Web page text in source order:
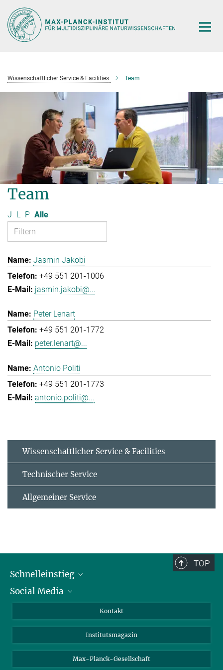
Hauptinhalt
Wissenschaftlicher Service & Facilities Team
Team
J L P Alle
Jasmin Jakobi
+49 551 201-1006
jasmin.jakobi@...
Peter Lenart
+49 551 201-1772
peter.lenart@...
Antonio Politi
+49 551 201-1773
antonio.politi@...
Wissenschaftlicher Service & Facilities
Technischer Service
Allgemeiner Service
TOP
Schnelleinstieg
Alumni
Social Media
Facebook
Kontakt
Institutsmagazin
Max-Planck-Gesellschaft